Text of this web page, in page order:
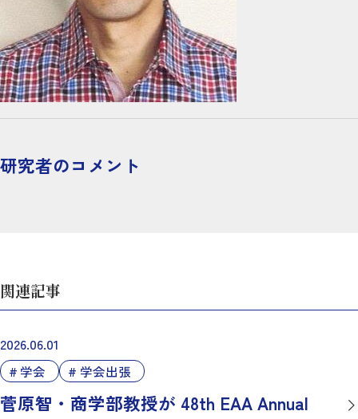
研究者のコメント
関連記事
2026.06.01
学会 学会出張
菅原智・商学部教授が 48th EAA Annual